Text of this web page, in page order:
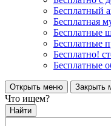
Бесплатный
Бесплатная
Бесплатные
Бесплатные
Бесплатно!
Бесплатные
Открыть меню Закрыть
Что ищем?
Найти